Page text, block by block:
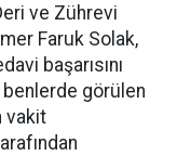
ve Zührevi
Faruk Solak,
başarısını
benlerde görülen
vakit